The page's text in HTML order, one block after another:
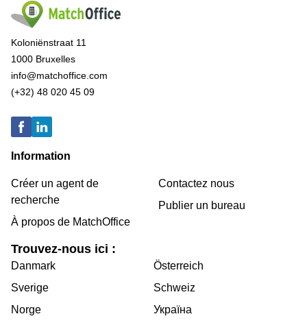
Koloniënstraat 11
1000 Bruxelles
info@matchoffice.com
(+32) 48 020 45 09
Information
Créer un agent de
recherche
À propos de MatchOffice
Contactez nous
Publier un bureau
Trouvez-nous ici :
Danmark
Sverige
Norge
Österreich
Schweiz
Україна